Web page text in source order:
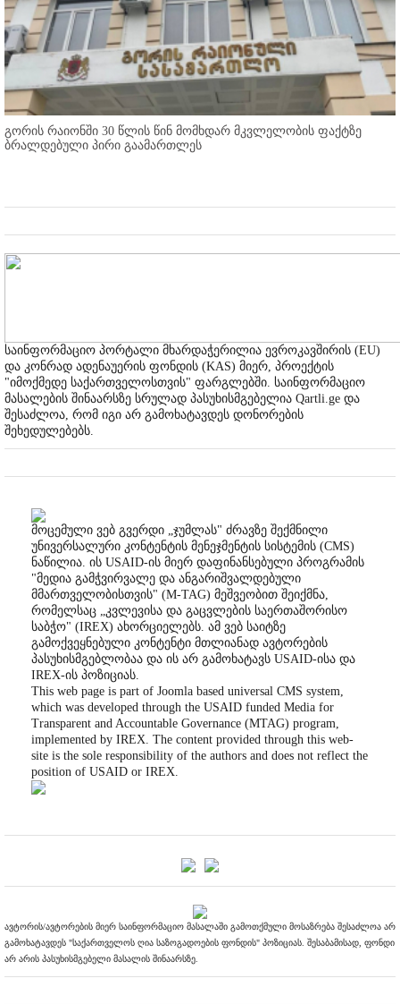
გორის რაიონში 30 წლის წინ მომხდარ მკვლელობის ფაქტზე
ბრალდებული პირი გაამართლეს
საინფორმაციო პორტალი მხარდაჭერილია ევროკავშირის (EU)
და კონრად ადენაუერის ფონდის (KAS) მიერ, პროექტის
"იმოქმედე საქართველოსთვის" ფარგლებში. საინფორმაციო
მასალების შინაარსზე სრულად პასუხისმგებელია Qartli.ge და
შესაძლოა, რომ იგი არ გამოხატავდეს დონორების
შეხედულებებს.
მოცემული ვებ გვერდი „ჯუმლას" ძრავზე შექმნილი
უნივერსალური კონტენტის მენეჯმენტის სისტემის (CMS)
ნაწილია. ის USAID-ის მიერ დაფინანსებული პროგრამის
"მედია გამჭვირვალე და ანგარიშვალდებული
მმართველობისთვის" (M-TAG) მეშვეობით შეიქმნა,
რომელსაც „კვლევისა და გაცვლების საერთაშორისო
საბჭო" (IREX) ახორციელებს. ამ ვებ საიტზე
გამოქვეყნებული კონტენტი მთლიანად ავტორების
პასუხისმგებლობაა და ის არ გამოხატავს USAID-ისა და
IREX-ის პოზიციას.
This web page is part of Joomla based universal CMS system,
which was developed through the USAID funded Media for
Transparent and Accountable Governance (MTAG) program,
implemented by IREX. The content provided through this web-
site is the sole responsibility of the authors and does not reflect the
position of USAID or IREX.
ავტორის/ავტორების მიერ საინფორმაციო მასალაში გამოთქმული მოსაზრება შესაძლოა არ
გამოხატავდეს "საქართველოს ღია საზოგადოების ფონდის" პოზიციას. შესაბამისად, ფონდი
არ არის პასუხისმგებელი მასალის შინაარსზე.